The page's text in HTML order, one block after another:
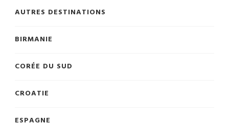
AUTRES DESTINATIONS
BIRMANIE
CORÉE DU SUD
CROATIE
ESPAGNE